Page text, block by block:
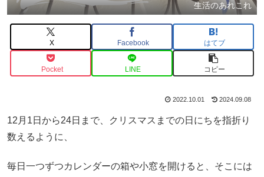
生活のあれこれ
X Facebook はてブ
Pocket LINE コピー
2022.10.01 2024.09.08
12月1日から24日まで、クリスマスまでの日にちを指折り
数えるように、
毎日一つずつカレンダーの箱や小窓を開けると、そこには